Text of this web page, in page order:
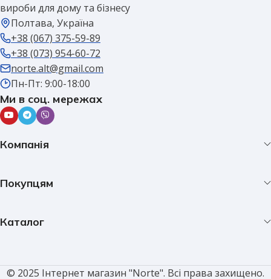
вироби для дому та бізнесу
Полтава, Україна
+38 (067) 375-59-89
+38 (073) 954-60-72
norte.alt@gmail.com
Пн-Пт: 9:00-18:00
Ми в соц. мережах
Компанія
Покупцям
Каталог
© 2025 Інтернет магазин "Norte". Всі права захищено.